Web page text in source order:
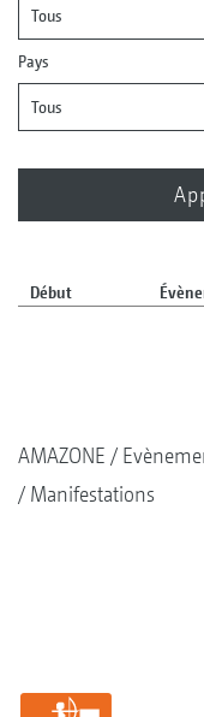
Tous
Pays
Tous
Début
AMAZONE
Manifestations